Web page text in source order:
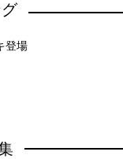
登場